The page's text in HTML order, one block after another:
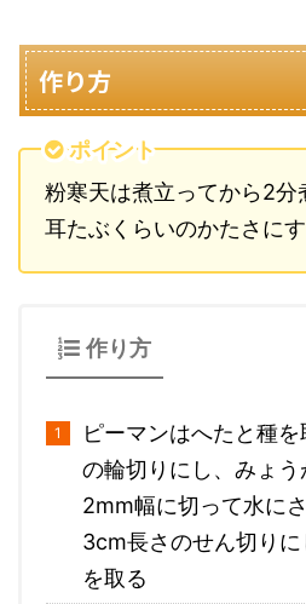
作り方
ポイント
粉寒天は煮立ってから2分
耳たぶくらいのかたさにす
作り方
ピーマンはへたと種
の輪切りにし、みょう
2mm幅に切って水に
3cm長さのせん切り
を取る